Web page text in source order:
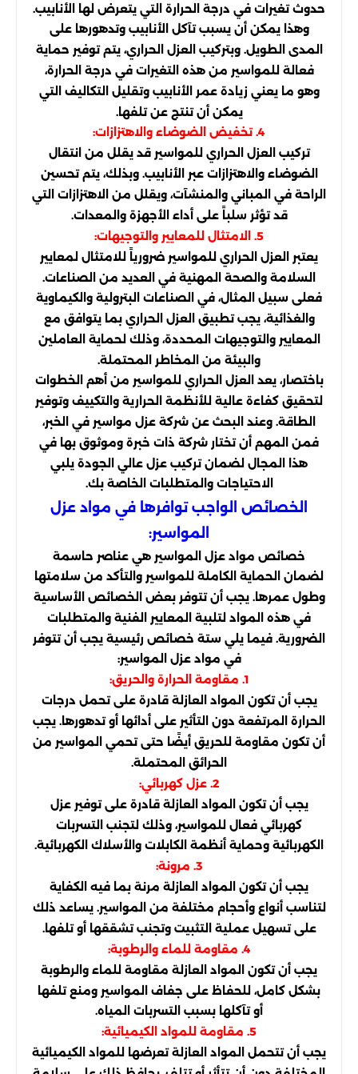
حدوث تغيرات في درجة الحرارة التي يتعرض لها الأنابيب.
وهذا يمكن أن يسبب تآكل الأنابيب وتدهورها على
المدى الطويل. وبتركيب العزل الحراري، يتم توفير حماية
فعالة للمواسير من هذه التغيرات في درجة الحرارة،
وهو ما يعني زيادة عمر الأنابيب وتقليل التكاليف التي
يمكن أن تنتج عن تلفها.
4. تخفيض الضوضاء والاهتزازات:
تركيب العزل الحراري للمواسير قد يقلل من انتقال
الضوضاء والاهتزازات عبر الأنابيب. وبذلك، يتم تحسين
الراحة في المباني والمنشآت، ويقلل من الاهتزازات التي
قد تؤثر سلباً على أداء الأجهزة والمعدات.
5. الامتثال للمعايير والتوجيهات:
يعتبر العزل الحراري للمواسير ضرورياً للامتثال لمعايير
السلامة والصحة المهنية في العديد من الصناعات.
فعلى سبيل المثال، في الصناعات البترولية والكيماوية
والغذائية، يجب تطبيق العزل الحراري بما يتوافق مع
المعايير والتوجيهات المحددة، وذلك لحماية العاملين
والبيئة من المخاطر المحتملة.
باختصار، يعد العزل الحراري للمواسير من أهم الخطوات
لتحقيق كفاءة عالية للأنظمة الحرارية والتكييف وتوفير
الطاقة. وعند البحث عن شركة عزل مواسير في الخبر،
فمن المهم أن تختار شركة ذات خبرة وموثوق بها في
هذا المجال لضمان تركيب عزل عالي الجودة يلبي
الاحتياجات والمتطلبات الخاصة بك.
الخصائص الواجب توافرها في مواد عزل
المواسير:
خصائص مواد عزل المواسير هي عناصر حاسمة
لضمان الحماية الكاملة للمواسير والتأكد من سلامتها
وطول عمرها. يجب أن تتوفر بعض الخصائص الأساسية
في هذه المواد لتلبية المعايير الفنية والمتطلبات
الضرورية. فيما يلي ستة خصائص رئيسية يجب أن تتوفر
في مواد عزل المواسير:
1. مقاومة الحرارة والحريق:
يجب أن تكون المواد العازلة قادرة على تحمل درجات
الحرارة المرتفعة دون التأثير على أدائها أو تدهورها. يجب
أن تكون مقاومة للحريق أيضًا حتى تحمي المواسير من
الحرائق المحتملة.
2. عزل كهربائي:
يجب أن تكون المواد العازلة قادرة على توفير عزل
كهربائي فعال للمواسير، وذلك لتجنب التسربات
الكهربائية وحماية أنظمة الكابلات والأسلاك الكهربائية.
3. مرونة:
يجب أن تكون المواد العازلة مرنة بما فيه الكفاية
لتناسب أنواع وأحجام مختلفة من المواسير. يساعد ذلك
على تسهيل عملية التثبيت وتجنب تشققها أو تلفها.
4. مقاومة للماء والرطوبة:
يجب أن تكون المواد العازلة مقاومة للماء والرطوبة
بشكل كامل، للحفاظ على جفاف المواسير ومنع تلفها
أو تآكلها بسبب التسربات المياه.
5. مقاومة للمواد الكيميائية:
يجب أن تتحمل المواد العازلة تعرضها للمواد الكيميائية